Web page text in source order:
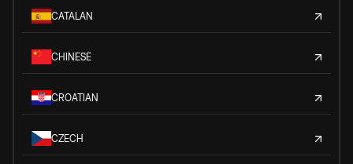
CATALAN
CHINESE
CROATIAN
CZECH